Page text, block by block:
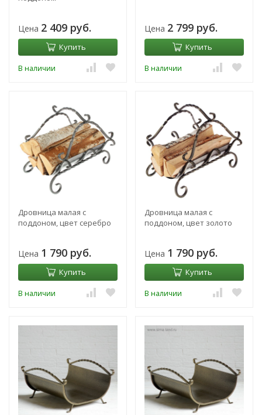
Цена 2 409 руб.
Купить
В наличии
Цена 2 799 руб.
Купить
В наличии
Дровница малая с
поддоном, цвет серебро
Цена 1 790 руб.
Купить
В наличии
Дровница малая с
поддоном, цвет золото
Цена 1 790 руб.
Купить
В наличии